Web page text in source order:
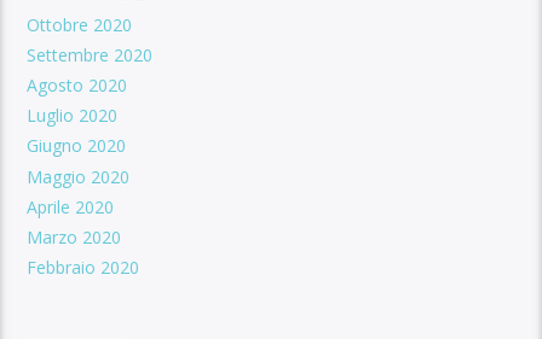
Ottobre 2020
Settembre 2020
Agosto 2020
Luglio 2020
Giugno 2020
Maggio 2020
Aprile 2020
Marzo 2020
Febbraio 2020